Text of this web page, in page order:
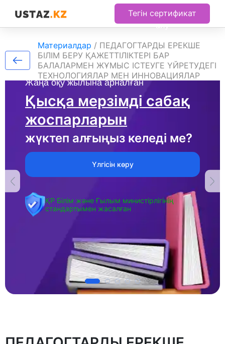
Тегін сертификат
алу
Жаңа оқу жылына арналған
Қысқа мерзімді сабақ
жоспарларын
жүктеп алғыңыз келеді ме?
Үлгісін көру
ҚР Білім және Ғылым министірлігінің
стандартымен жасалған
Материалдар / ПЕДАГОГТАРДЫ ЕРЕКШЕ
БІЛІМ БЕРУ ҚАЖЕТТІЛІКТЕРІ БАР
БАЛАЛАРМЕН ЖҰМЫС ІСТЕУГЕ ҮЙРЕТУДЕГІ
ТЕХНОЛОГИЯЛАР МЕН ИННОВАЦИЯЛАР